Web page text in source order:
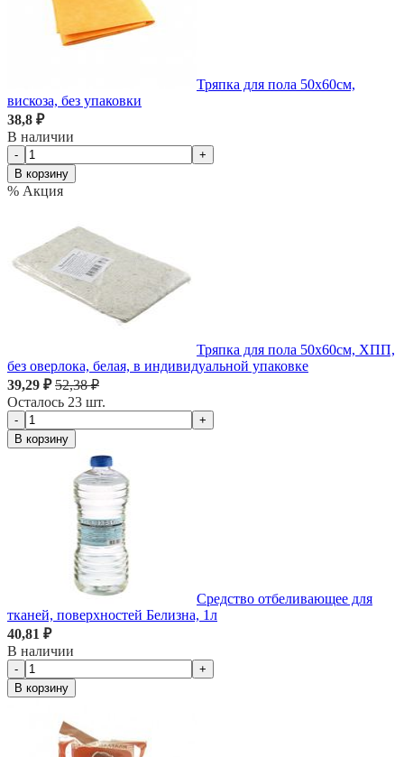
Тряпка для пола 50х60см,
вискоза, без упаковки
38,8 ₽
В наличии
-
+
В корзину
% Акция
Тряпка для пола 50х60см, ХПП,
без оверлока, белая, в индивидуальной упаковке
39,29 ₽52,38 ₽
Осталось 23 шт.
-
+
В корзину
Средство отбеливающее для
тканей, поверхностей Белизна, 1л
40,81 ₽
В наличии
-
+
В корзину